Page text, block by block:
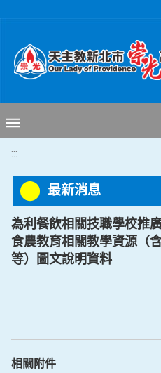
:::
最新消息
為利餐飲相關技職學校推
食農教育相關教學資源（
等）圖文說明資料
相關附件